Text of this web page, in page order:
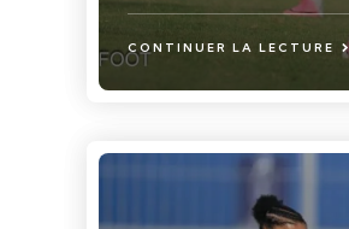
CONTINUER LA LECTURE